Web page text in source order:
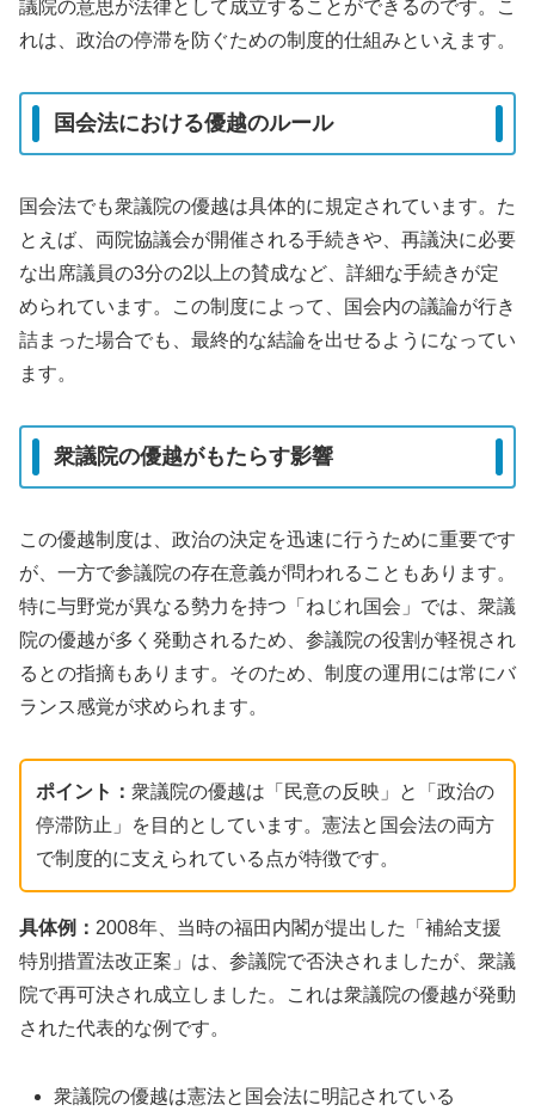
議院の意思が法律として成立することができるのです。こ
れは、政治の停滞を防ぐための制度的仕組みといえます。
国会法における優越のルール
国会法でも衆議院の優越は具体的に規定されています。た
とえば、両院協議会が開催される手続きや、再議決に必要
な出席議員の3分の2以上の賛成など、詳細な手続きが定
められています。この制度によって、国会内の議論が行き
詰まった場合でも、最終的な結論を出せるようになってい
ます。
衆議院の優越がもたらす影響
この優越制度は、政治の決定を迅速に行うために重要です
が、一方で参議院の存在意義が問われることもあります。
特に与野党が異なる勢力を持つ「ねじれ国会」では、衆議
院の優越が多く発動されるため、参議院の役割が軽視され
るとの指摘もあります。そのため、制度の運用には常にバ
ランス感覚が求められます。
ポイント： 衆議院の優越は「民意の反映」と「政治の
停滞防止」を目的としています。憲法と国会法の両方
で制度的に支えられている点が特徴です。
具体例： 2008年、当時の福田内閣が提出した「補給支援
特別措置法改正案」は、参議院で否決されましたが、衆議
院で再可決され成立しました。これは衆議院の優越が発動
された代表的な例です。
衆議院の優越は憲法と国会法に明記されている